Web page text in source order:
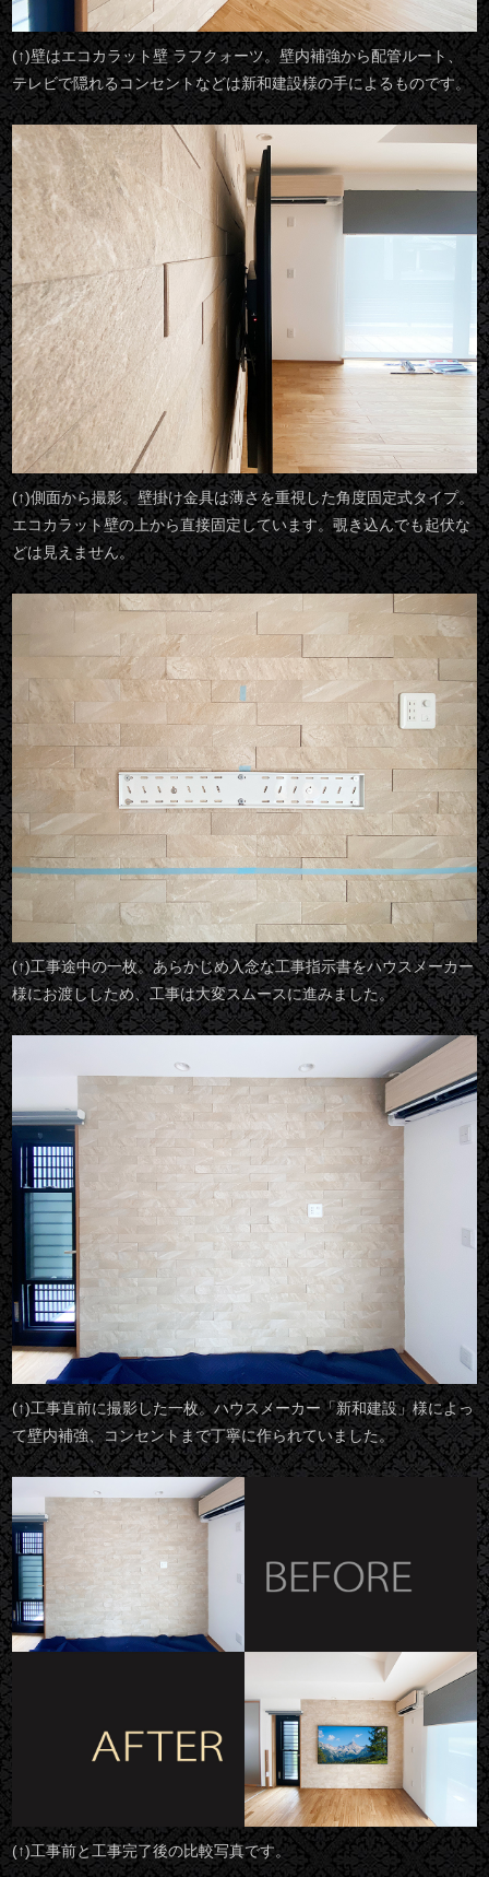
(↑)壁はエコカラット壁 ラフクォーツ。壁内補強から配管ルート、
テレビで隠れるコンセントなどは新和建設様の手によるものです。
(↑)側面から撮影。壁掛け金具は薄さを重視した角度固定式タイプ。
エコカラット壁の上から直接固定しています。覗き込んでも起伏な
どは見えません。
(↑)工事途中の一枚。あらかじめ入念な工事指示書をハウスメーカー
様にお渡ししため、工事は大変スムースに進みました。
(↑)工事直前に撮影した一枚。ハウスメーカー「新和建設」様によっ
て壁内補強、コンセントまで丁寧に作られていました。
(↑)工事前と工事完了後の比較写真です。